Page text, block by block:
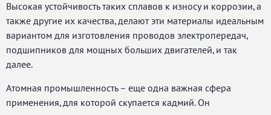
Высокая устойчивость таких сплавов к износу и коррозии, а
также другие их качества, делают эти материалы идеальным
вариантом для изготовления проводов электропередач,
подшипников для мощных больших двигателей, и так
далее.
Атомная промышленность – еще одна важная сфера
применения, для которой скупается кадмий. Он